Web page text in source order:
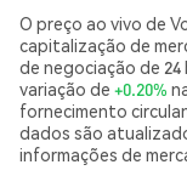
O preço ao vivo de
capitalização de
de negociação de
variação de +0.20%
fornecimento
dados são
informações de